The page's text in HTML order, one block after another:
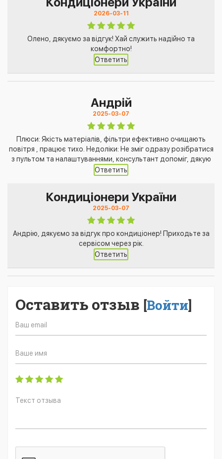
2026-03-11
Олено, дякуємо за відгук! Хай служить надійно та
комфортно!
Ответить
Андрій
2025-03-07
Плюси: Якість матеріалів, фільтри ефективно очищають
повітря , працює тихо. Недоліки: Не зміг одразу розібратися
з пультом та налаштуваннями, консультант допоміг, дякую
Ответить
Кондиціонери України
2025-03-07
Андрію, дякуємо за відгук про кондиціонер! Приходьте за
сервісом через рік.
Ответить
Оставить отзыв [Войти]